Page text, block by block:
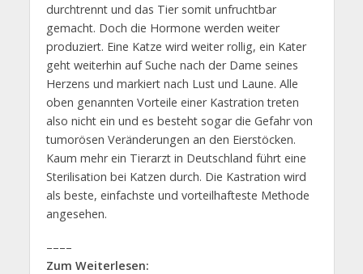
durchtrennt und das Tier somit unfruchtbar
gemacht. Doch die Hormone werden weiter
produziert. Eine Katze wird weiter rollig, ein Kater
geht weiterhin auf Suche nach der Dame seines
Herzens und markiert nach Lust und Laune. Alle
oben genannten Vorteile einer Kastration treten
also nicht ein und es besteht sogar die Gefahr von
tumorösen Veränderungen an den Eierstöcken.
Kaum mehr ein Tierarzt in Deutschland führt eine
Sterilisation bei Katzen durch. Die Kastration wird
als beste, einfachste und vorteilhafteste Methode
angesehen.
––––
Zum Weiterlesen: